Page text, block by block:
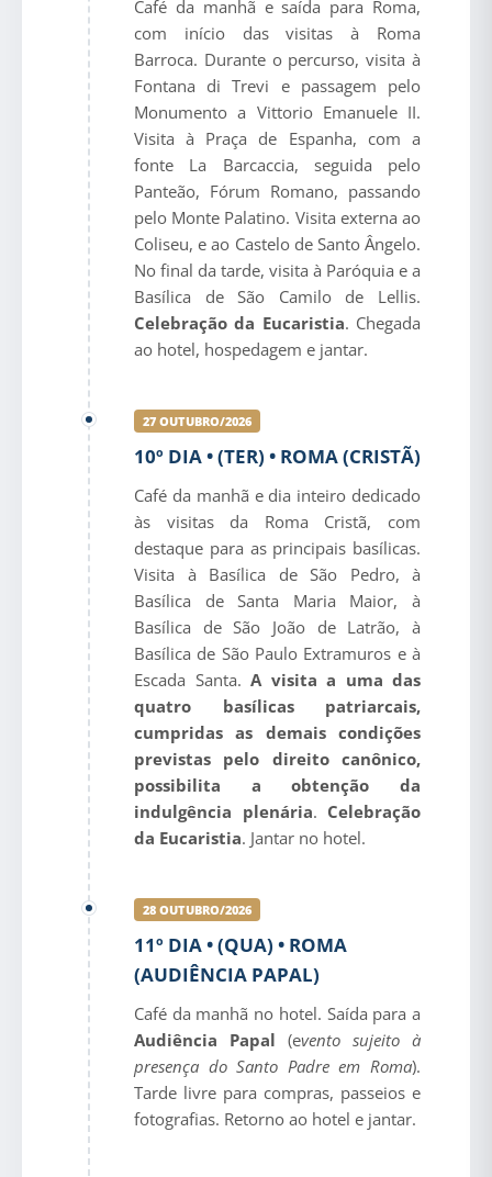
Café da manhã e saída para Roma,
com início das visitas à Roma
Barroca. Durante o percurso, visita à
Fontana di Trevi e passagem pelo
Monumento a Vittorio Emanuele II.
Visita à Praça de Espanha, com a
fonte La Barcaccia, seguida pelo
Panteão, Fórum Romano, passando
pelo Monte Palatino. Visita externa ao
Coliseu, e ao Castelo de Santo Ângelo.
No final da tarde, visita à Paróquia e a
Basílica de São Camilo de Lellis.
Celebração da Eucaristia. Chegada
ao hotel, hospedagem e jantar.
27 OUTUBRO/2026
10º DIA • (TER) • ROMA (CRISTÃ)
Café da manhã e dia inteiro dedicado
às visitas da Roma Cristã, com
destaque para as principais basílicas.
Visita à Basílica de São Pedro, à
Basílica de Santa Maria Maior, à
Basílica de São João de Latrão, à
Basílica de São Paulo Extramuros e à
Escada Santa. A visita a uma das
quatro basílicas patriarcais,
cumpridas as demais condições
previstas pelo direito canônico,
possibilita a obtenção da
indulgência plenária. Celebração
da Eucaristia. Jantar no hotel.
28 OUTUBRO/2026
11º DIA • (QUA) • ROMA
(AUDIÊNCIA PAPAL)
Café da manhã no hotel. Saída para a
Audiência Papal (evento sujeito à
presença do Santo Padre em Roma).
Tarde livre para compras, passeios e
fotografias. Retorno ao hotel e jantar.